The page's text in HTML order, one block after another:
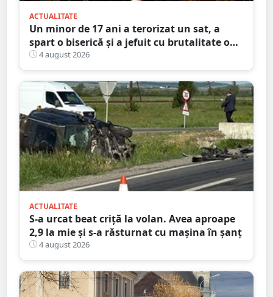
ACTUALITATE
Un minor de 17 ani a terorizat un sat, a
spart o biserică și a jefuit cu brutalitate o
bătrână de 80 de ani
4 august 2026
ACTUALITATE
S-a urcat beat criță la volan. Avea aproape
2,9 la mie și s-a răsturnat cu mașina în șanț
4 august 2026